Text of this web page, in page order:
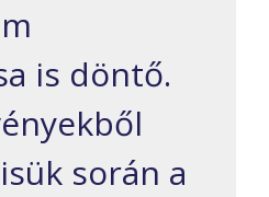
is döntő.
során a